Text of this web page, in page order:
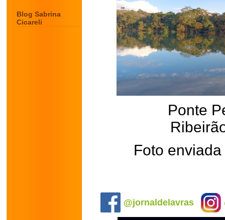
Blog Sabrina
Cicareli
Ponte
Foto
@jornaldelavras